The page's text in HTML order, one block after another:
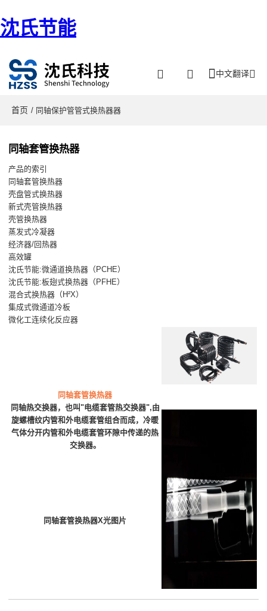
沈氏节能
中文翻译
首页 / 同轴保护管管式换热器器
同轴套管换热器
产品的索引
同轴套管换热器
壳盘管式换热器
新式壳管换热器
壳管换热器
蒸发式冷凝器
经济器/回热器
高效罐
沈氏节能:微通道换热器（PCHE）
沈氏节能:板翅式换热器（PFHE）
混合式换热器（H²X）
集成式微通道冷板
微化工连续化反应器
同轴套管换热器
同轴热交换器，也叫"电缆套管热交换器",由
旋螺槽纹内管和外电缆套管组合而成，冷暖
气体分开内管和外电缆套管环隙中传递的热
交换器。
同轴套管换热器X光图片